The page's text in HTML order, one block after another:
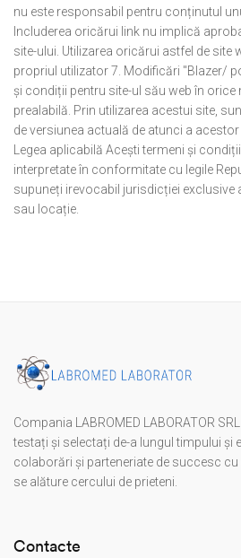
nu este responsabil pentru conținutul
Includerea oricărui link nu implică
site-ului. Utilizarea oricărui astfel de site
propriul utilizator 7. Modificări "Blazer/
și condiții pentru site-ul său web în
prealabilă. Prin utilizarea acestui site,
de versiunea actuală de atunci a
Legea aplicabilă Acești termeni și
interpretate în conformitate cu legile
supuneți irevocabil jurisdicției exclusive
sau locație.
Compania LABROMED LABORATOR
testați și selectați de-a lungul timpului și
colaborări și parteneriate de succesc
se alăture cercului de prieteni.
Contacte